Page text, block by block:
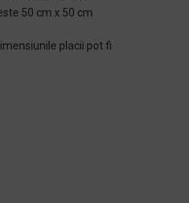
50 cm x 50 cm
placii pot fi